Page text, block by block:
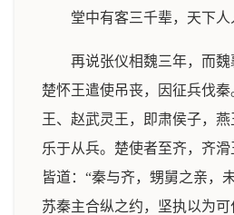
堂中有客三千辈，天下人
再说张仪相魏三年，而魏
楚怀王遣使吊丧，因征兵伐
王、赵武灵王，即肃侯子，
乐于从兵。楚使者至齐，齐滑
皆道：“秦与齐，甥舅之亲，
苏秦主合纵之约，坚执以为